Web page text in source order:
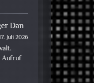
Dan
Juli 2026
Aufruf